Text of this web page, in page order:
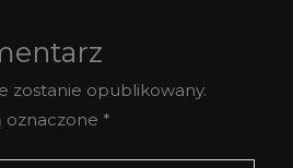
zostanie opublikowany.
oznaczone *